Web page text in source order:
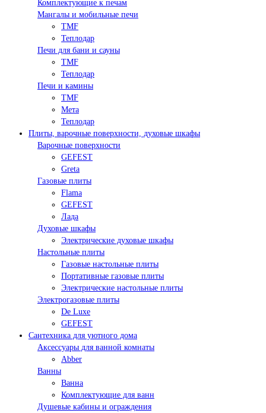
Комплектующие к печам
Мангалы и мобильные печи
TMF
Теплодар
Печи для бани и сауны
TMF
Теплодар
Печи и камины
TMF
Мета
Теплодар
Плиты, варочные поверхности, духовые шкафы
Варочные поверхности
GEFEST
Greta
Газовые плиты
Flama
GEFEST
Лада
Духовые шкафы
Электрические духовые шкафы
Настольные плиты
Газовые настольные плиты
Портативные газовые плиты
Электрические настольные плиты
Электрогазовые плиты
De Luxe
GEFEST
Сантехника для уютного дома
Аксессуары для ванной комнаты
Abber
Ванны
Ванна
Комплектующие для ванн
Душевые кабины и ограждения